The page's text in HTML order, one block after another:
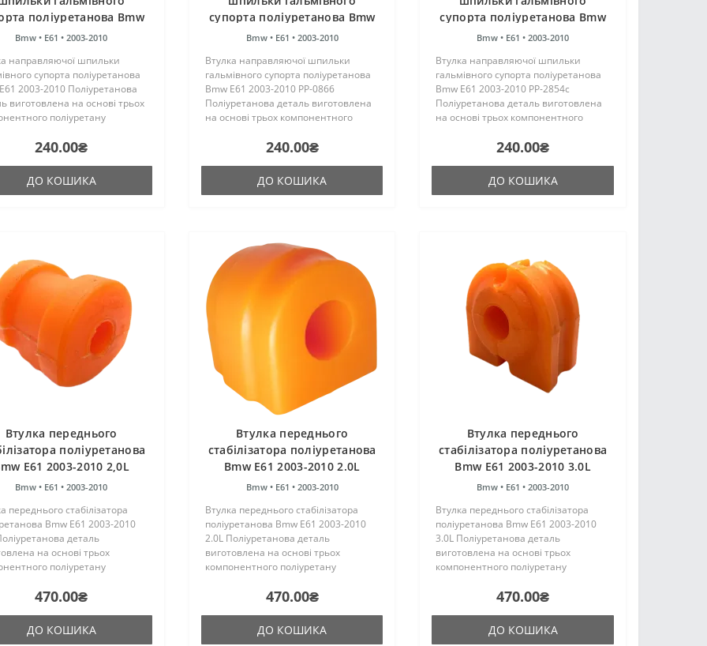
поліуретанова Bmw
E61 2003-2010
Bmw • E61 •2003-2010
направляючої шпильки
супорта поліуретанова
2003-2010 Поліуретанова
виготовлена на основі трьох
поліуретану
Виріб має жорсткість таку ж,
240.00₴
ДО КОШИКА
супорта поліуретанова Bmw
E61 2003-2010 PP-0866
Bmw • E61 • 2003-2010
Втулка направляючої шпильки
гальмівного супорта поліуретанова
Bmw E61 2003-2010 PP-0866
Поліуретанова деталь виготовлена
на основі трьох компонентного
виробництва Франції. Виріб має
240.00₴
ДО КОШИКА
супорта поліуретанова Bmw
E61 2003-2010 PP-2854c
Bmw • E61 •2003-2010
Втулка направляючої шпильки
гальмівного супорта поліуретанова
Bmw E61 2003-2010 PP-2854c
Поліуретанова деталь виготовлена
на основі трьох компонентного
виробництва Франції. Виріб має
240.00₴
ДО КОШИКА
Втулка переднього
поліуретанова
E61 2003-2010 2,0L
Bmw • E61 •2003-2010
переднього стабілізатора
Bmw E61 2003-2010
деталь
на основі трьох
поліуретану
Виріб має жорсткість таку ж,
470.00₴
ДО КОШИКА
Втулка переднього
стабілізатора поліуретанова
Bmw E61 2003-2010 2.0L
Bmw • E61 • 2003-2010
Втулка переднього стабілізатора
поліуретанова Bmw E61 2003-2010
2.0L Поліуретанова деталь
виготовлена на основі трьох
компонентного поліуретану
Франції. Виріб має жорсткість таку ж,
470.00₴
ДО КОШИКА
Втулка переднього
стабілізатора поліуретанова
Bmw E61 2003-2010 3.0L
Bmw • E61 •2003-2010
Втулка переднього стабілізатора
поліуретанова Bmw E61 2003-2010
3.0L Поліуретанова деталь
виготовлена на основі трьох
компонентного поліуретану
Франції. Виріб має жорсткість таку ж,
470.00₴
ДО КОШИКА